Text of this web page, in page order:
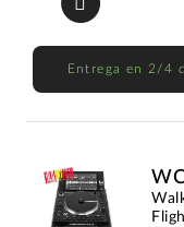
Entrega en 2/4